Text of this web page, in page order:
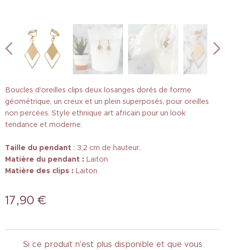
Boucles d'oreilles clips deux losanges dorés de forme
géométrique, un creux et un plein superposés, pour oreilles
non percées. Style ethnique art africain pour un look
tendance et moderne.
Taille du pendant : 3,2 cm de hauteur.
Matière du pendant : Laiton
Matière des clips : Laiton
17,90 €
Si ce produit n'est plus disponible et que vous